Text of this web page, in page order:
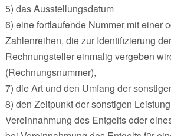
5) das Ausstellungsdatum
6) eine fortlaufende Nummer mit einer
Zahlenreihen, die zur Identifizierung
Rechnungsteller einmalig vergeben
(Rechnungsnummer),
7) die Art und den Umfang der
8) den Zeitpunkt der sonstigen
Vereinnahmung des Entgelts oder